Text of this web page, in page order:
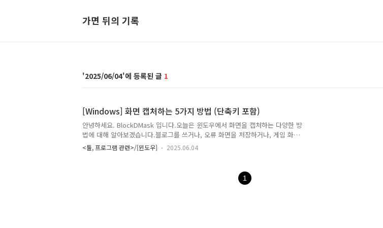
가면 뒤의 기록
2025/06/04 1
[Windows] 화면 캡처하는 5가지 방법 (단축키 포함)
안녕하세요. BlockDMask 입니다.오늘은 윈도우에서 화면을 캡처하는 다양한 방
법에 대해 알아보겠습니다.블로그를 쓰거나, 오류 화면을 저장하거나, 게임 화면
을 캡처할 때 등 스크린샷(화면 캡처)은 정말 자주 쓰이는 기능입니
다.“PrintScreen만 알고 있었는데 더 쉬운 방법 없을까?” 혹은 “일부만 캡처하
체 화면 캡처 (Print Screen 키)키보드의 화살표의 제일 위쪽에 있는 PrtSc 또
는 Print Screen 키를 누릅니다.현재 화면이 클립보드에 복사됩니다.그 후 그림
<툴, 프로그램 관련>/[윈도우] 2025.06.04
1